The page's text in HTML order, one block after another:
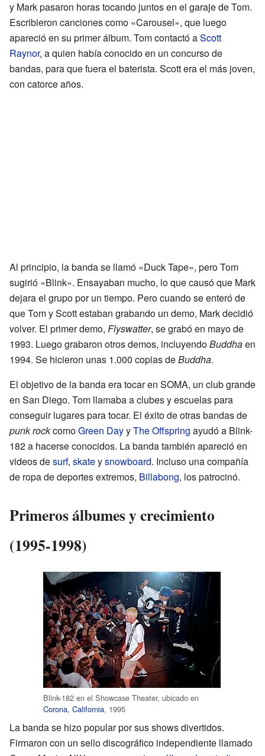
y Mark pasaron horas tocando juntos en el garaje de Tom.
Escribieron canciones como «Carousel», que luego
apareció en su primer álbum. Tom contactó aScott
Raynor, a quien había conocido en un concurso de
bandas, para que fuera el baterista. Scott era el más joven,
con catorce años.
Al principio, la banda se llamó «Duck Tape», pero Tom
sugirió «Blink». Ensayaban mucho, lo que causó que Mark
dejara el grupo por un tiempo. Pero cuando se enteró de
que Tom y Scott estaban grabando un demo, Mark decidió
volver. El primer demo, Flyswatter, se grabó en mayo de
1993. Luego grabaron otros demos, incluyendoBuddhaen
1994. Se hicieron unas 1.000 copias deBuddha.
El objetivo de la banda era tocar en SOMA, un club grande
en San Diego. Tom llamaba a clubes y escuelas para
conseguir lugares para tocar. El éxito de otras bandas de
punk rockcomoGreen DayyThe Offspring ayudó a Blink-
182 a hacerse conocidos. La banda también apareció en
videos desurf, skateysnowboard. Incluso una compañía
de ropa de deportes extremos, Billabong, los patrocinó.
Primeros álbumes y crecimiento
(1995-1998)
Blink-182 en el Showcase Theater, ubicado en
Corona, California, 1995
La banda se hizo popular por sus shows divertidos.
Firmaron con un sello discográfico independiente llamado